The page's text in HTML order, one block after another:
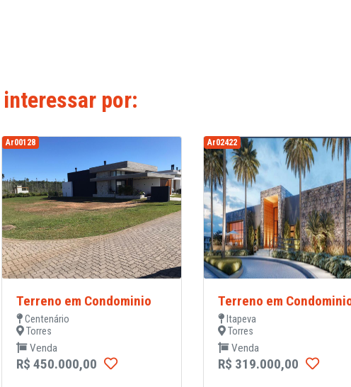
por:
Ar00128
Terreno em Condominio
Centenário
Torres
Venda
R$ 450.000,00
Ar02422
Terreno em
Itapeva
Torres
Venda
R$ 319.000,00